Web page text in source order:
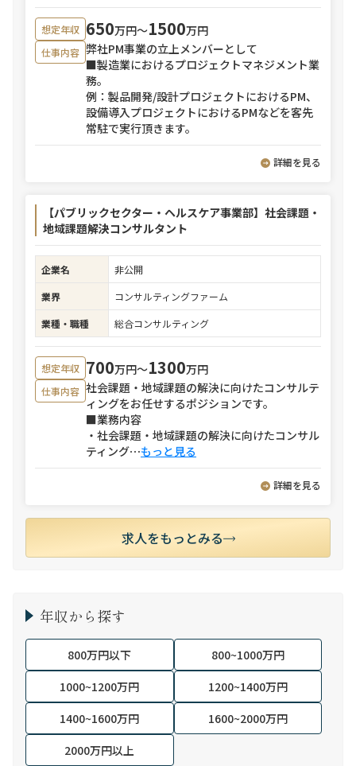
想定年収 650万円〜1500万円
仕事内容 弊社PM事業の立上メンバーとして
■製造業におけるプロジェクトマネジメント業
務。
例：製品開発/設計プロジェクトにおけるPM、
設備導入プロジェクトにおけるPMなどを客先
常駐で実行頂きます。
詳細を見る
【パブリックセクター・ヘルスケア事業部】社会課題・
地域課題解決コンサルタント
企業名
非公開
業界
コンサルティングファーム
業種・職種
総合コンサルティング
想定年収 700万円〜1300万円
仕事内容 社会課題・地域課題の解決に向けたコンサルテ
ィングをお任せするポジションです。
■業務内容
・社会課題・地域課題の解決に向けたコンサル
ティング⋯もっと見る
詳細を見る
求人をもっとみる
年収から探す
800万円以下
800~1000万円
1000~1200万円
1200~1400万円
1400~1600万円
1600~2000万円
2000万円以上